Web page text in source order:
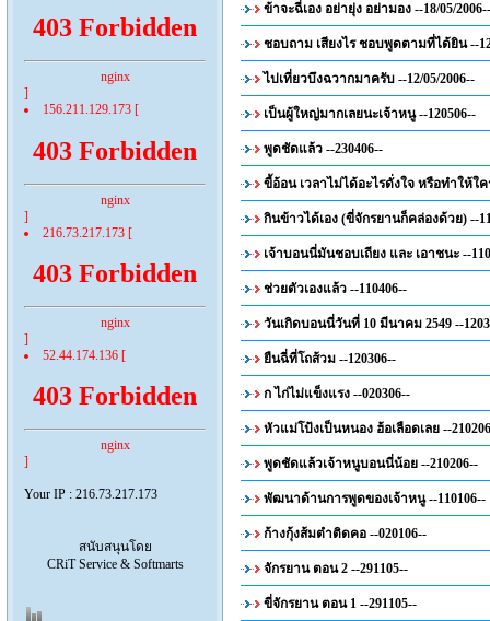
403 Forbidden
nginx
]
156.211.129.173 [
403 Forbidden
nginx
]
216.73.217.173 [
403 Forbidden
nginx
]
52.44.174.136 [
403 Forbidden
nginx
]
Your IP : 216.73.217.173
สนับสนุนโดย
CRiT Service & Softmarts
ข้าจะฉี่เอง อย่ายุ่ง อย่ามอง --18/05/2006--
ชอบถาม เสียงไร ชอบพูดตามที่ได้ยิน --
ไปเที่ยวบึงฉวากมาครับ --12/05/2006--
เป็นผู้ใหญ่มากเลยนะเจ้าหนู --120506--
พูดชัดแล้ว --230406--
ขี้อ้อน เวลาไม่ได้อะไรดั่งใจ หรือทำให้ใค
กินข้าวได้เอง (ขี่จักรยานก็คล่องด้วย) --
เจ้าบอนนี่มันชอบเถียง และ เอาชนะ --
ช่วยตัวเองแล้ว --110406--
วันเกิดบอนนี่วันที่ 10 มีนาคม 2549 --
ยืนฉี่ที่โถส้วม --120306--
ก ไก่ไม่แข็งแรง --020306--
หัวแม่โป้งเป็นหนอง ฮ้อเลือดเลย --
พูดชัดแล้วเจ้าหนูบอนนี่น้อย --210206--
พัฒนาด้านการพูดของเจ้าหนู --110106--
ก้างกุ้งส้มตำติดคอ --020106--
จักรยาน ตอน 2 --291105--
ขี่จักรยาน ตอน 1 --291105--